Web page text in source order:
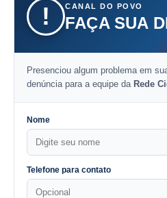
! CANAL DO POVO
FAÇA SUA
Presenciou algum problema em
denúncia para a equipe da Rede
Nome
Telefone para contato